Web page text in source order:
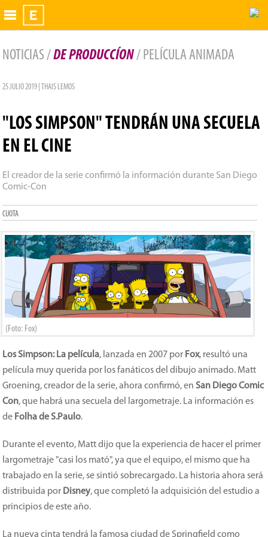
Exhibidor
NOTICIAS /DE PRODUCCÍON/ PELÍCULA ANIMADA
25 JULIO 2019 | THAIS LEMOS
"LOS SIMPSON" TENDRÁN UNA SECUELA
EN EL CINE
El creador de la serie confirmó la información durante San Diego
Comic-Con
CUOTA
(Foto: Fox)
Los Simpson: La película, lanzada en 2007 por Fox, resultó una
película muy querida por los fanáticos del dibujo animado. Matt
Groening, creador de la serie, ahora confirmó, enSan Diego Comic
Con, que habrá una secuela del largometraje. La información es
de Folha de S.Paulo.
Durante el evento, Matt dijo que la experiencia de hacer el primer
largometraje "casi los mató", ya que el equipo, el mismo que ha
trabajado en la serie, se sintió sobrecargado. La historia ahora será
distribuida por Disney, que completó la adquisición del estudio a
principios de este año.
La nueva cinta tendrá la famosa ciudad de Springfield como